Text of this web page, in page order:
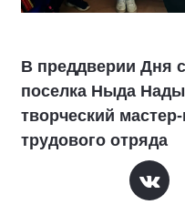
В преддверии Дня
поселка Ныда
творческий
трудового отряда